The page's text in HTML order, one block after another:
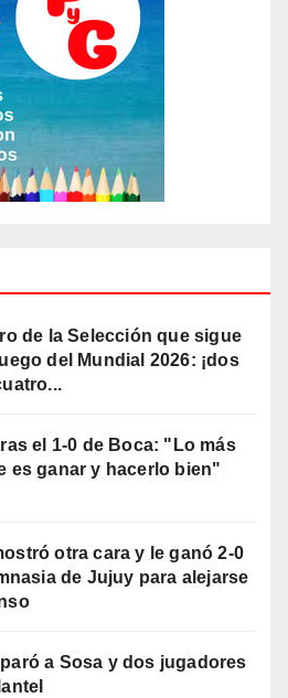
de la Selección que sigue
del Mundial 2026: ¡dos
el 1-0 de Boca: "Lo más
es ganar y hacerlo bien"
otra cara y le ganó 2-0
de Jujuy para alejarse
a Sosa y dos jugadores